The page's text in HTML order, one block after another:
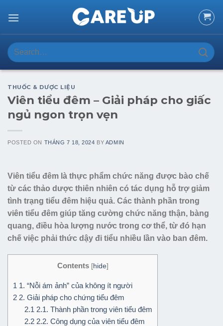
Search
for:
THUỐC & DƯỢC LIỆU
Viên tiểu đêm – Giải pháp cho giấc
ngủ ngon trọn vẹn
POSTED ON THÁNG 7 18, 2024 BY ADMIN
Viên tiểu đêm là thực phẩm chức năng được bào chế
từ các thảo dược thiên nhiên có tác dụng hỗ trợ giảm
tình trạng tiểu đêm hiệu quả. Các thành phần trong
viên tiểu đêm giúp tăng cường chức năng thận, bàng
quang, điều hòa lượng nước trong cơ thể, từ đó hạn
chế việc phải thức dậy đi tiểu nhiều lần vào ban đêm.
Contents [hide]
1 1. “Nỗi ám ảnh” của không ít người
2 2. Giải pháp cho chứng tiểu đêm
2.1 2.1. Thành phần trong viên tiểu đêm
2.22.2. Công dụng của viên tiểu đêm